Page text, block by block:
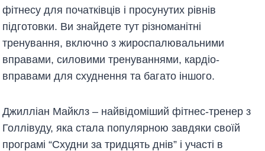
фітнесу для початківців і просунутих рівнів
підготовки. Ви знайдете тут різноманітні
тренування, включно з жироспалювальними
вправами, силовими тренуваннями, кардіо-
вправами для схуднення та багато іншого.
Джилліан Майклз – найвідоміший фітнес-тренер з
Голлівуду, яка стала популярною завдяки своїй
програмі “Схудни за тридцять днів” і участі в